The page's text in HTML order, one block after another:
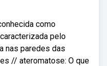
como
pelo
nas paredes das
// ateromatose: O que